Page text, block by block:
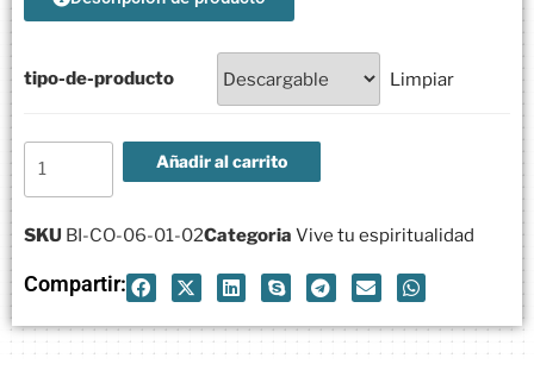
tipo-de-producto Limpiar
Añadir al carrito
SKU BI-CO-06-01-02Categoria Vive tu espiritualidad
Compartir: